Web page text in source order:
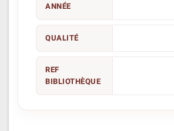
ANNÉE
QUALITÉ
REF
BIBLIOTHÈQUE